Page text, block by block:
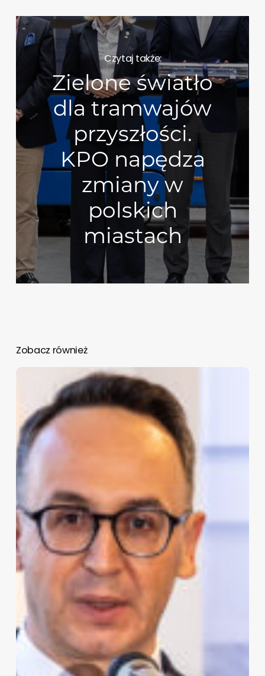
Czytaj także:
Zielone światło
dla tramwajów
przyszłości.
KPO napędza
zmiany w
polskich
miastach
Zobacz również